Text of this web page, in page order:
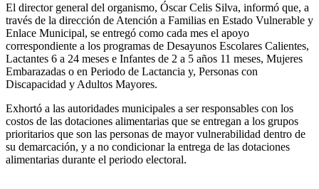
El director general del organismo, Óscar Celis Silva, informó que, a
través de la dirección de Atención a Familias en Estado Vulnerable y
Enlace Municipal, se entregó como cada mes el apoyo
correspondiente a los programas de Desayunos Escolares Calientes,
Lactantes 6 a 24 meses e Infantes de 2 a 5 años 11 meses, Mujeres
Embarazadas o en Periodo de Lactancia y, Personas con
Discapacidad y Adultos Mayores.
Exhortó a las autoridades municipales a ser responsables con los
costos de las dotaciones alimentarias que se entregan a los grupos
prioritarios que son las personas de mayor vulnerabilidad dentro de
su demarcación, y a no condicionar la entrega de las dotaciones
alimentarias durante el periodo electoral.